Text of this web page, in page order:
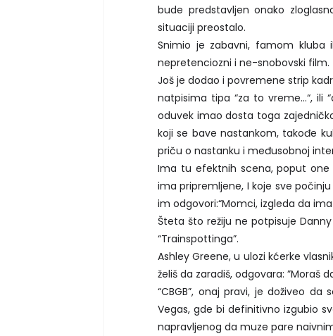
bude predstavljen onako
situaciji preostalo.
Snimio je zabavni, famom
nepretenciozni i ne-snobovski film.
Još je dodao i povremene strip
natpisima tipa “za to vreme...“, ili
oduvek imao dosta toga
koji se bave nastankom, takođe
priču o nastanku i međusobnoj
Ima tu efektnih scena, poput one
ima pripremljene, I koje sve počinju
im odgovori:“Momci, izgleda da
Šteta što režiju ne potpisuje
“Trainspottinga”.
Ashley Greene, u ulozi kćerke
želiš da zaradiš, odgovara: ”Moraš
“CBGB”, onaj pravi, je doživeo
Vegas, gde bi definitivno izgubio
napravljenog da muze pare